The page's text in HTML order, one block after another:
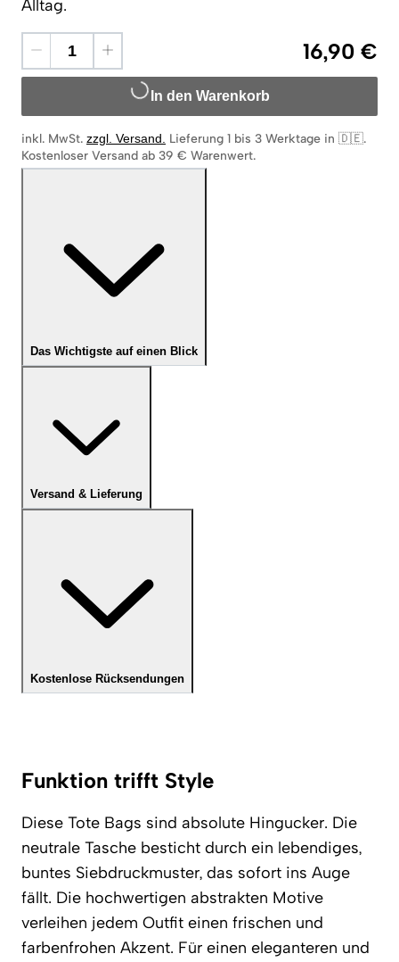
Alltag.
16,90 €
In den Warenkorb
inkl. MwSt. zzgl. Versand. Lieferung 1 bis 3 Werktage in 🇩🇪.
Kostenloser Versand ab 39 € Warenwert.
Das Wichtigste auf einen Blick
Versand & Lieferung
Kostenlose Rücksendungen
Funktion trifft Style
Diese Tote Bags sind absolute Hingucker. Die
neutrale Tasche besticht durch ein lebendiges,
buntes Siebdruckmuster, das sofort ins Auge
fällt. Die hochwertigen abstrakten Motive
verleihen jedem Outfit einen frischen und
farbenfrohen Akzent. Für einen eleganteren und